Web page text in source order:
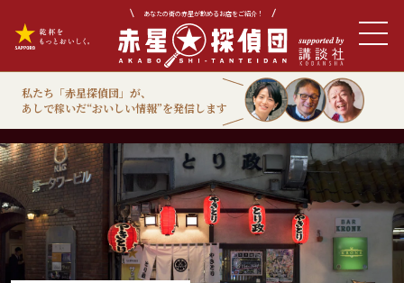
あなたの街の赤星が飲めるお店をご紹介！
私たち「赤星探偵団」が、
あしで稼いだ“おいしい情報”を発信します